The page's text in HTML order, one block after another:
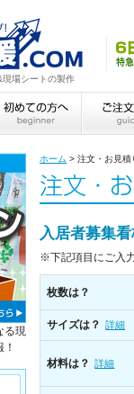
場シートの製作
ホーム > 注文・お見積
入居者募集
※下記項目にご入
枚数は？
サイズは？ 詳細
材料は？ 詳細
る現